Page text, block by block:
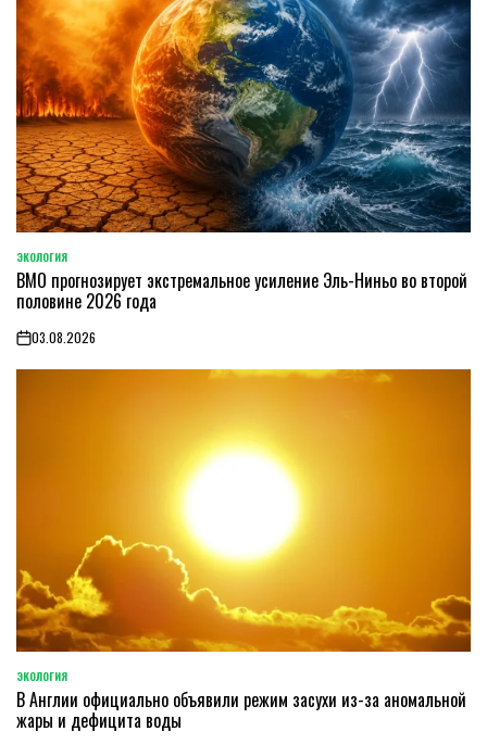
POSTED
IN
ЭКОЛОГИЯ
ВМО прогнозирует экстремальное усиление Эль-Ниньо во второй
половине 2026 года
on03.08.2026
POSTED
IN
ЭКОЛОГИЯ
В Англии официально объявили режим засухи из-за аномальной
жары и дефицита воды